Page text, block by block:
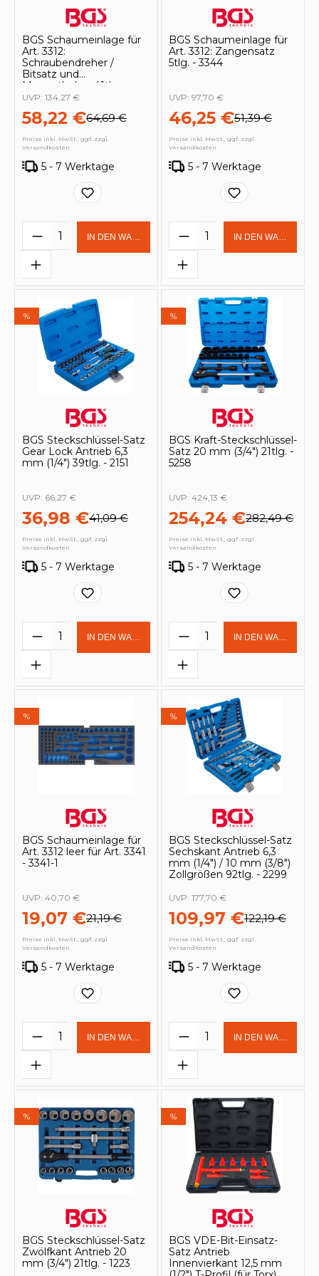
BGS Schaumeinlage für
Art. 3312:
Schraubendreher /
Bitsatz und
Magnetheber 41tlg. -
3343
58,22 €64,69 €
UVP: 134,27 €
Preise inkl. MwSt., ggf. zzgl.
Versandkosten
5 - 7 Werktage
Produkt Anzahl: Gib den
IN DEN WARENKORB
BGS Schaumeinlage für
Art. 3312: Zangensatz
5tlg. - 3344
46,25 €51,39 €
UVP: 97,70 €
Preise inkl. MwSt., ggf. zzgl.
Versandkosten
5 - 7 Werktage
Produkt Anzahl:
IN DEN
%
BGS Steckschlüssel-Satz
Gear Lock Antrieb 6,3
mm (1/4") 39tlg. - 2151
36,98 €41,09 €
UVP: 66,27 €
Preise inkl. MwSt., ggf. zzgl.
Versandkosten
5 - 7 Werktage
Produkt Anzahl: Gib den
IN DEN WARENKORB
%
BGS Kraft-Steckschlüssel-
Satz 20 mm (3/4") 21tlg. -
5258
254,24 €282,49 €
UVP: 424,13 €
Preise inkl. MwSt., ggf. zzgl.
Versandkosten
5 - 7 Werktage
Produkt Anzahl:
IN DEN
%
BGS Schaumeinlage für
Art. 3312 leer für Art. 3341
- 3341-1
19,07 €21,19 €
UVP: 40,70 €
Preise inkl. MwSt., ggf. zzgl.
Versandkosten
5 - 7 Werktage
Produkt Anzahl: Gib den
IN DEN WARENKORB
%
BGS Steckschlüssel-Satz
Sechskant Antrieb 6,3
mm (1/4") / 10 mm (3/8")
Zollgrößen 92tlg. - 2299
109,97 €122,19 €
UVP: 177,70 €
Preise inkl. MwSt., ggf. zzgl.
Versandkosten
5 - 7 Werktage
Produkt Anzahl:
IN DEN
%
BGS Steckschlüssel-Satz
Zwölfkant Antrieb 20
mm (3/4") 21tlg. - 1223
%
BGS VDE-Bit-Einsatz-
Satz Antrieb
Innenvierkant 12,5 mm